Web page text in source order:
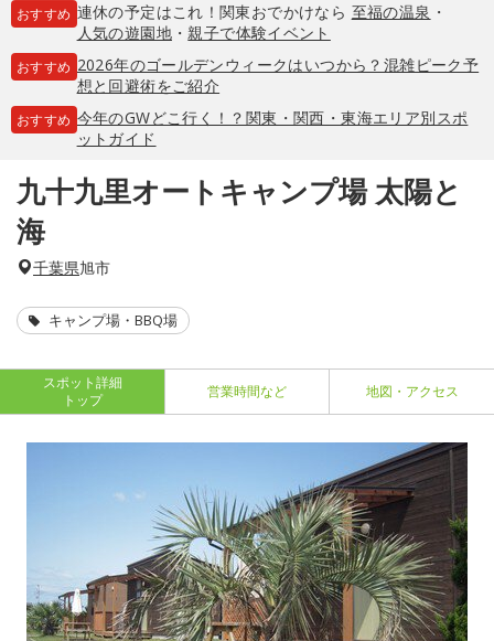
おすすめ 連休の予定はこれ！関東おでかけなら 至福の温泉 ・
人気の遊園地・親子で体験イベント
おすすめ 2026年のゴールデンウィークはいつから？混雑ピーク予
想と回避術をご紹介
おすすめ 今年のGWどこ行く！？関東・関西・東海エリア別スポ
ットガイド
九十九里オートキャンプ場 太陽と
海
千葉県旭市
キャンプ場・BBQ場
スポット詳細
トップ
営業時間など 地図・アクセス